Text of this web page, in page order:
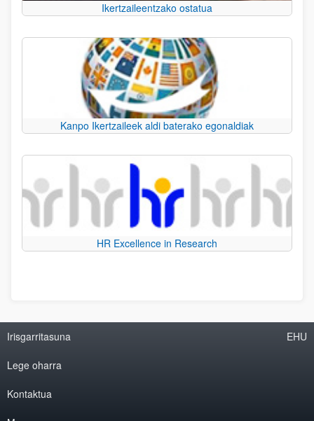
Ikertzaileentzako ostatua
Kanpo Ikertzaileek aldi baterako egonaldiak
HR Excellence in Research
Irisgarritasuna
Lege oharra
Kontaktua
EHU